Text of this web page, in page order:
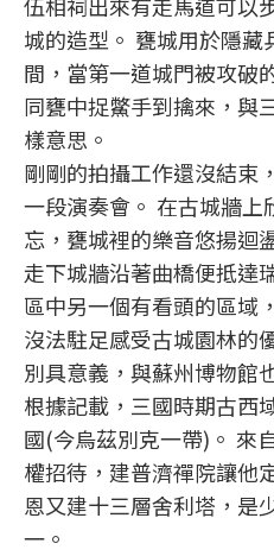
城的造型。 甕城用於隱
間，當第一道城門被攻破
同甕中捉鱉手到擒來，與
樣意思。
剛剛的拍攝工作還沒結束
一段演奏會。 在古城牆
忘，甕城裡的樂音悠揚迴
走下城牆沿著曲橋便抵達
區中另一個有看頭的區域
沒法駐足感受古城園林的
別具意義，與蘇州博物館
根據記載，三國時期古
國(今烏茲別克一帶)。 來
權招待，建普濟禪院讓他
恩又建十三層舍利塔，是
一。